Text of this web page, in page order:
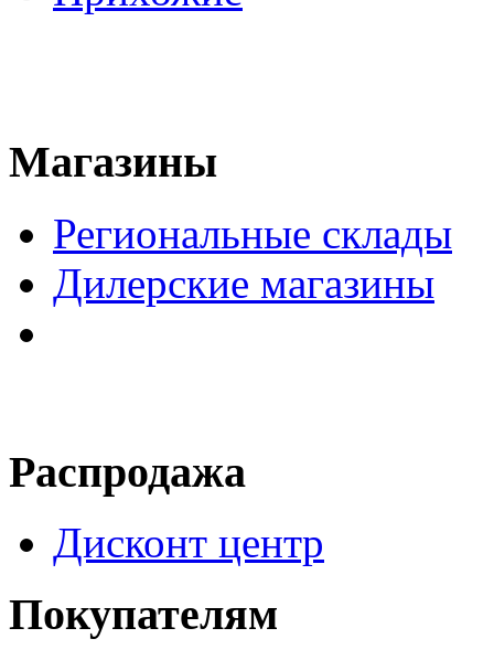
Магазины
Региональные склады
Дилерские магазины
Распродажа
Дисконт центр
Покупателям